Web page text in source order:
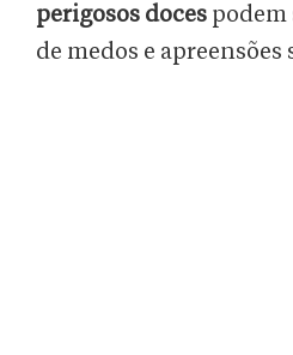
perigosos doces podem
de medos e